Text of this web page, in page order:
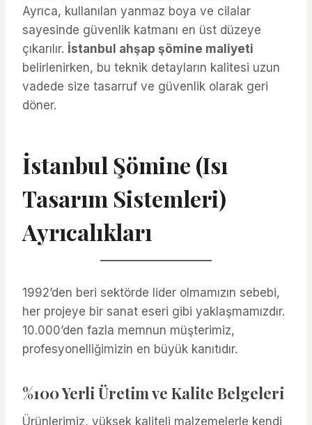
Ayrıca, kullanılan yanmaz boya ve cilalar
sayesinde güvenlik katmanı en üst düzeye
çıkarılır. İstanbul ahşap şömine maliyeti
belirlenirken, bu teknik detayların kalitesi uzun
vadede size tasarruf ve güvenlik olarak geri
döner.
İstanbul Şömine (Isı
Tasarım Sistemleri)
Ayrıcalıkları
1992’den beri sektörde lider olmamızın sebebi,
her projeye bir sanat eseri gibi yaklaşmamızdır.
10.000’den fazla memnun müşterimiz,
profesyonelliğimizin en büyük kanıtıdır.
%100 Yerli Üretim ve Kalite Belgeleri
Ürünlerimiz, yüksek kaliteli malzemelerle kendi